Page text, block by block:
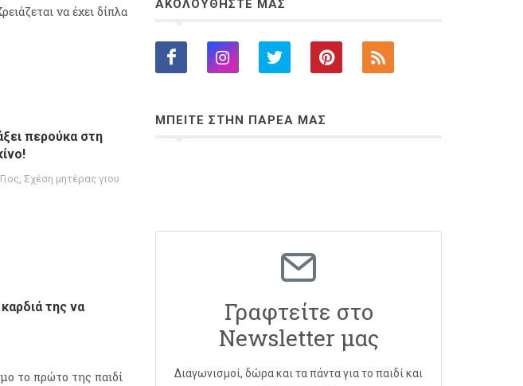
να έχει δίπλα
περούκα στη
Γιος, Σχέση μητέρας γιου
της να
το πρώτο της παιδί
ΑΚΟΛΟΥΘΗΣΤΕ ΜΑΣ
ΜΠΕΙΤΕ ΣΤΗΝ ΠΑΡΕΑ ΜΑΣ
Γραφτείτε στο
Newsletter μας
Διαγωνισμοί, δώρα και τα πάντα για το παιδί και